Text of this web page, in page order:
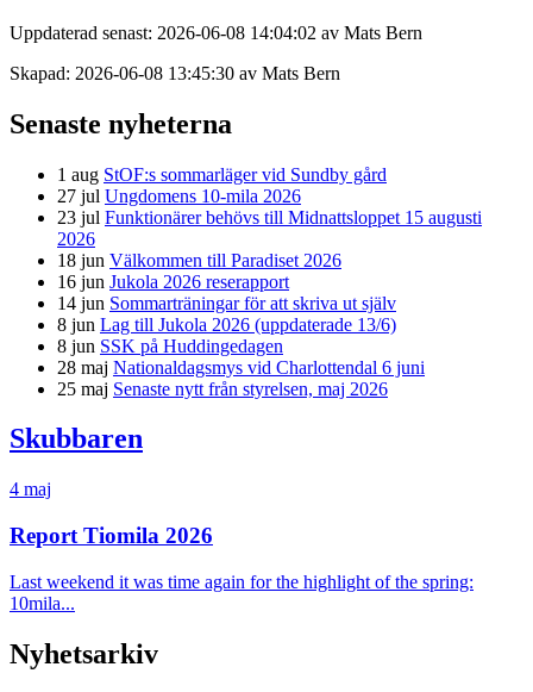
Uppdaterad senast: 2026-06-08 14:04:02 av Mats Bern
Skapad: 2026-06-08 13:45:30 av Mats Bern
Senaste nyheterna
1 aug StOF:s sommarläger vid Sundby gård
27 jul Ungdomens 10-mila 2026
23 jul Funktionärer behövs till Midnattsloppet 15 augusti
2026
18 jun Välkommen till Paradiset 2026
16 jun Jukola 2026 reserapport
14 jun Sommarträningar för att skriva ut själv
8 jun Lag till Jukola 2026 (uppdaterade 13/6)
8 jun SSK på Huddingedagen
28 maj Nationaldagsmys vid Charlottendal 6 juni
25 maj Senaste nytt från styrelsen, maj 2026
Skubbaren
4 maj
Report Tiomila 2026
Last weekend it was time again for the highlight of the spring:
10mila...
Nyhetsarkiv